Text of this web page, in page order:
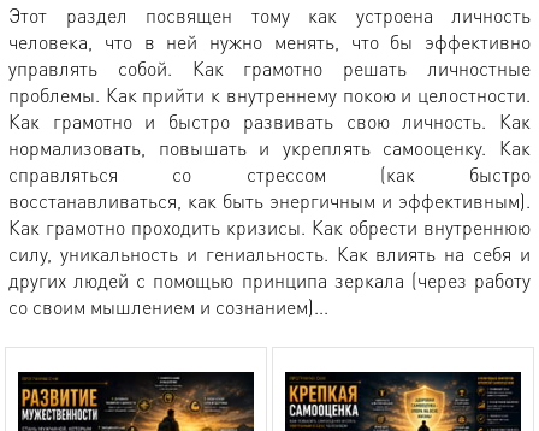
Этот раздел посвящен тому как устроена личность
человека, что в ней нужно менять, что бы эффективно
управлять собой. Как грамотно решать личностные
проблемы. Как прийти к внутреннему покою и целостности.
Как грамотно и быстро развивать свою личность. Как
нормализовать, повышать и укреплять самооценку. Как
справляться со стрессом (как быстро
восстанавливаться, как быть энергичным и эффективным).
Как грамотно проходить кризисы. Как обрести внутреннюю
силу, уникальность и гениальность. Как влиять на себя и
других людей с помощью принципа зеркала (через работу
со своим мышлением и сознанием)...